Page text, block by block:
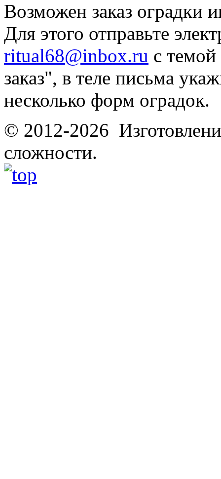
Возможен заказ оградки
Для этого отправьте
ritual68@inbox.ru с
заказ", в теле письма
несколько форм оградок.
© 2012-2026
сложности.